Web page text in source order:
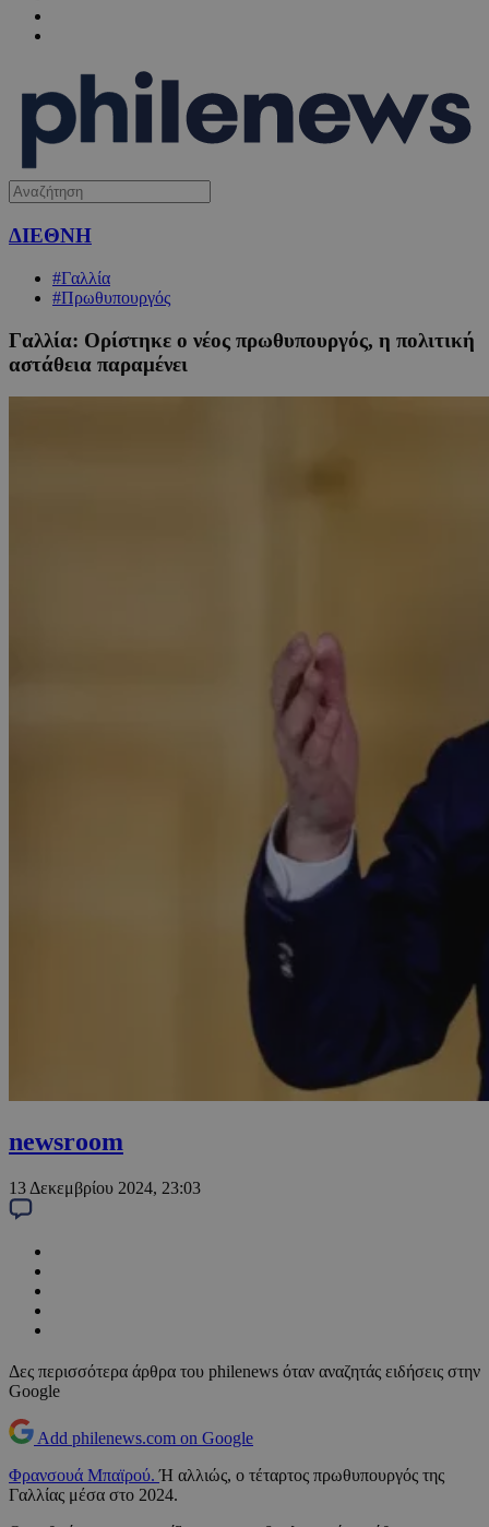
ΔΙΕΘΝΗ
#Γαλλία
#Πρωθυπουργός
Γαλλία: Ορίστηκε ο νέος πρωθυπουργός, η πολιτική
αστάθεια παραμένει
newsroom
13 Δεκεμβρίου 2024, 23:03
Δες περισσότερα άρθρα του philenews όταν αναζητάς ειδήσεις στην
Google
Add philenews.com on Google
Φρανσουά Μπαϊρού.Ή αλλιώς, ο τέταρτος πρωθυπουργός της
Γαλλίας μέσα στο 2024.